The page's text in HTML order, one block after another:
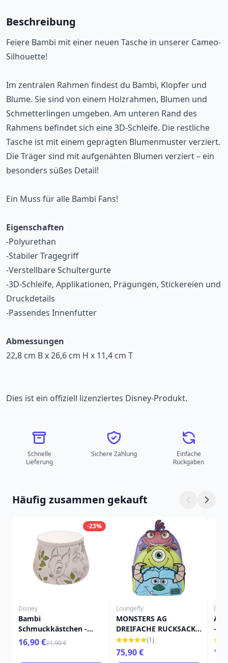
Beschreibung
Feiere Bambi mit einer neuen Tasche in unserer Cameo-
Silhouette!
Im zentralen Rahmen findest du Bambi, Klopfer und
Blume. Sie sind von einem Holzrahmen, Blumen und
Schmetterlingen umgeben. Am unteren Rand des
Rahmens befindet sich eine 3D-Schleife. Die restliche
Tasche ist mit einem geprägten Blumenmuster verziert.
Die Träger sind mit aufgenähten Blumen verziert – ein
besonders süßes Detail!
Ein Muss für alle Bambi Fans!
Eigenschaften
-Polyurethan
-Stabiler Tragegriff
-Verstellbare Schultergurte
-3D-Schleife, Applikationen, Prägungen, Stickereien und
Druckdetails
-Passendes Innenfutter
Abmessungen
22,8 cm B x 26,6 cm H x 11,4 cm T
Dies ist ein offiziell lizenziertes Disney-Produkt.
Schnelle
Lieferung
Sichere Zahlung
Einfache
Rückgaben
Häufig zusammen gekauft
-23%
Disney
Bambi
Schmuckkästchen -
Disney
16,90 €21,90 €
Loungefly
MONSTERS AG
DREIFACHE RUCKSACK -
DISNEY-PIXAR
LOUNGEFLY
(1)
75,90 €
-